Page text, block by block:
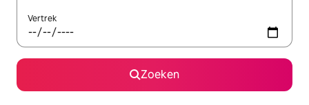
Vertrek
Zoeken